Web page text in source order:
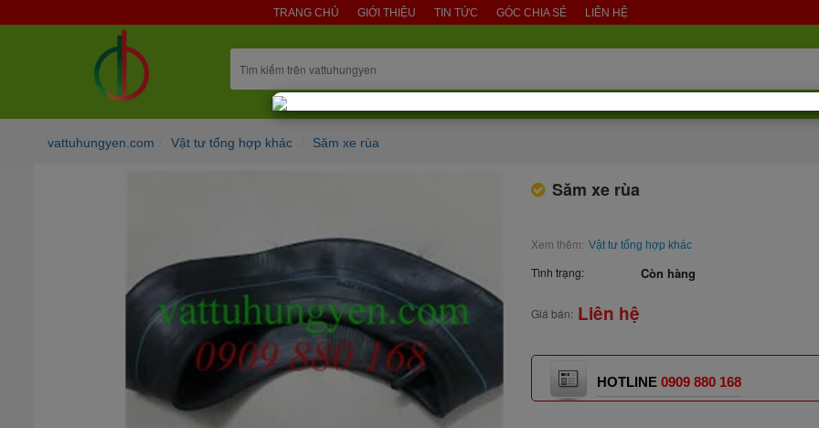
TRANG CHỦ GIỚI THIỆU TIN TỨC GÓC CHIA SẺ LIÊN HỆ
vattuhungyen.com Vật tư tổng hợp khác Săm xe rùa
Săm xe rùa
Xem thêm: Vật tư tổng hợp khác
Tình trạng: Còn hàng
Giá bán: Liên hệ
HOTLINE0909 880 168